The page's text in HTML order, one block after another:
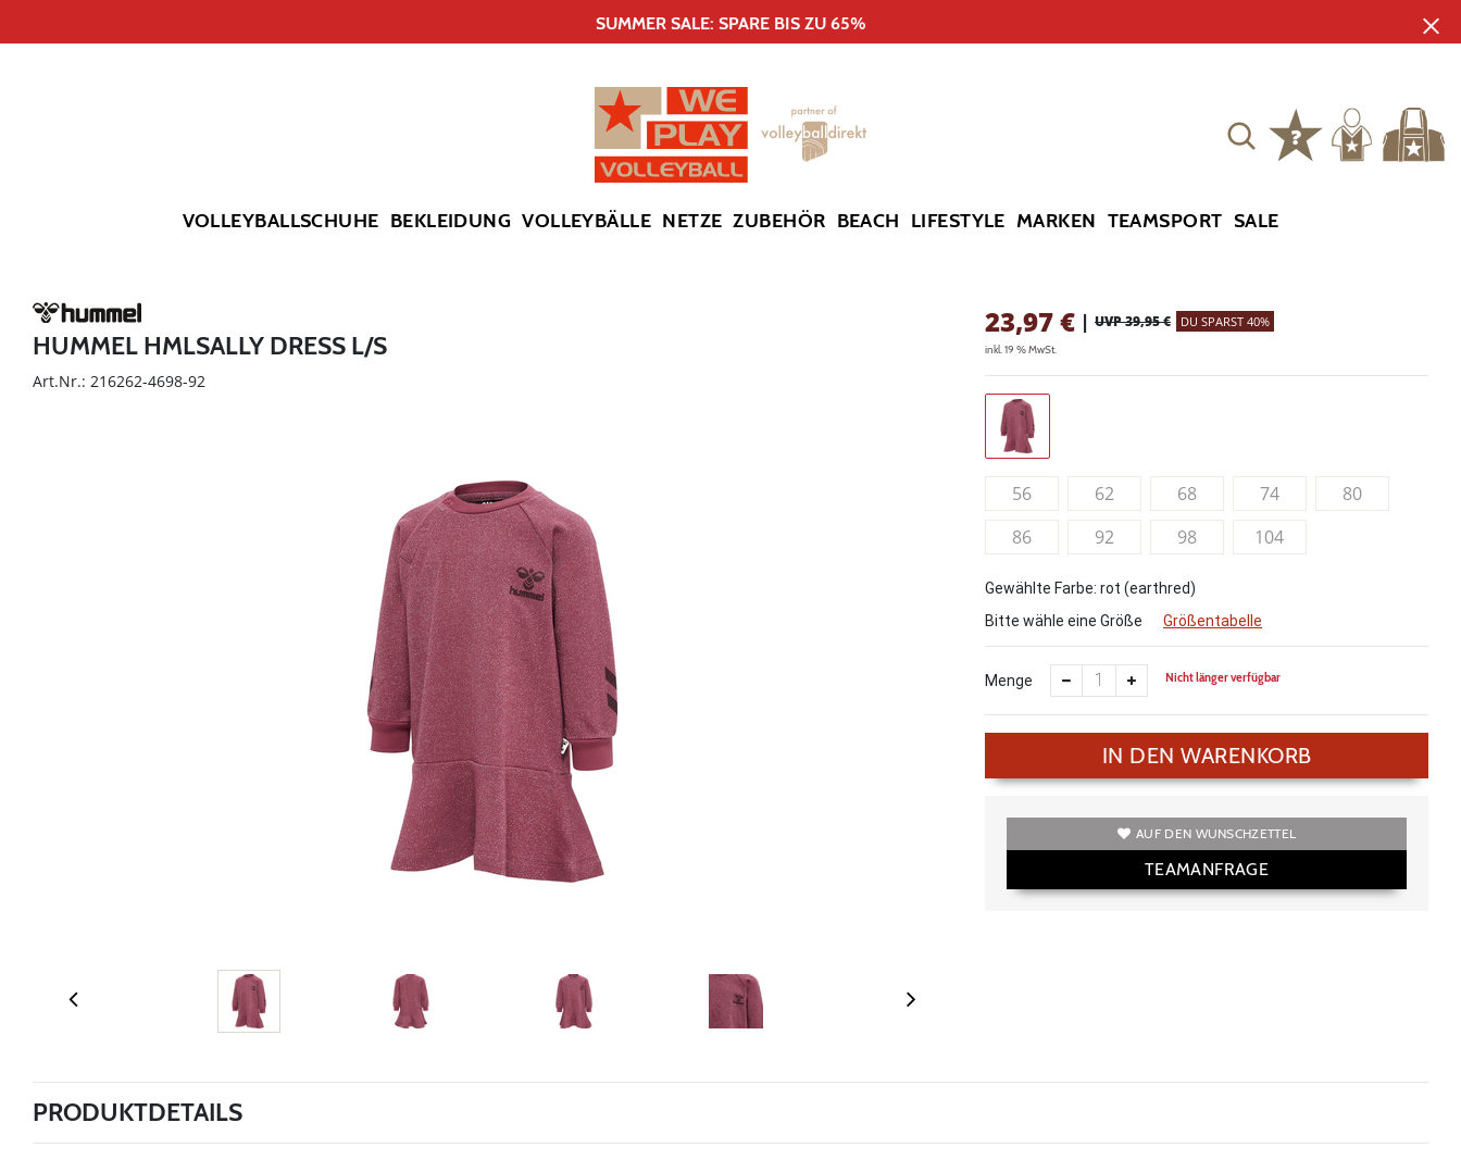
SUMMER SALE: SPARE BIS ZU 65%
VOLLEYBALLSCHUHE BEKLEIDUNG VOLLEYBÄLLE NETZE ZUBEHÖR BEACH LIFESTYLE MARKEN TEAMSPORT SALE
HUMMEL HMLSALLY DRESS L/S
Art.Nr.: 216262-4698-92
23,97€ | UVP 39,95 € DU SPARST 40%
inkl. 19 % MwSt.
56 62 68 74
80
86
92 98 104
Gewählte Farbe: rot (earthred)
Bitte wähle eine Größe
Größentabelle
Menge Nicht länger verfügbar
IN DEN WARENKORB
AUF DEN WUNSCHZETTEL
TEAMANFRAGE
PRODUKTDETAILS